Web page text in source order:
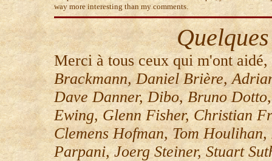
way more interesting than my comments.
Merci à tous ceux qui m'ont
Brackmann, Daniel Brière,
Dave Danner, Dibo, Bruno
Ewing, Glenn Fisher, Christian
Clemens Hofman, Tom
Parpani, Joerg Steiner, Stuart